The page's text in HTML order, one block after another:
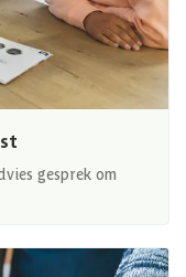
gesprek om